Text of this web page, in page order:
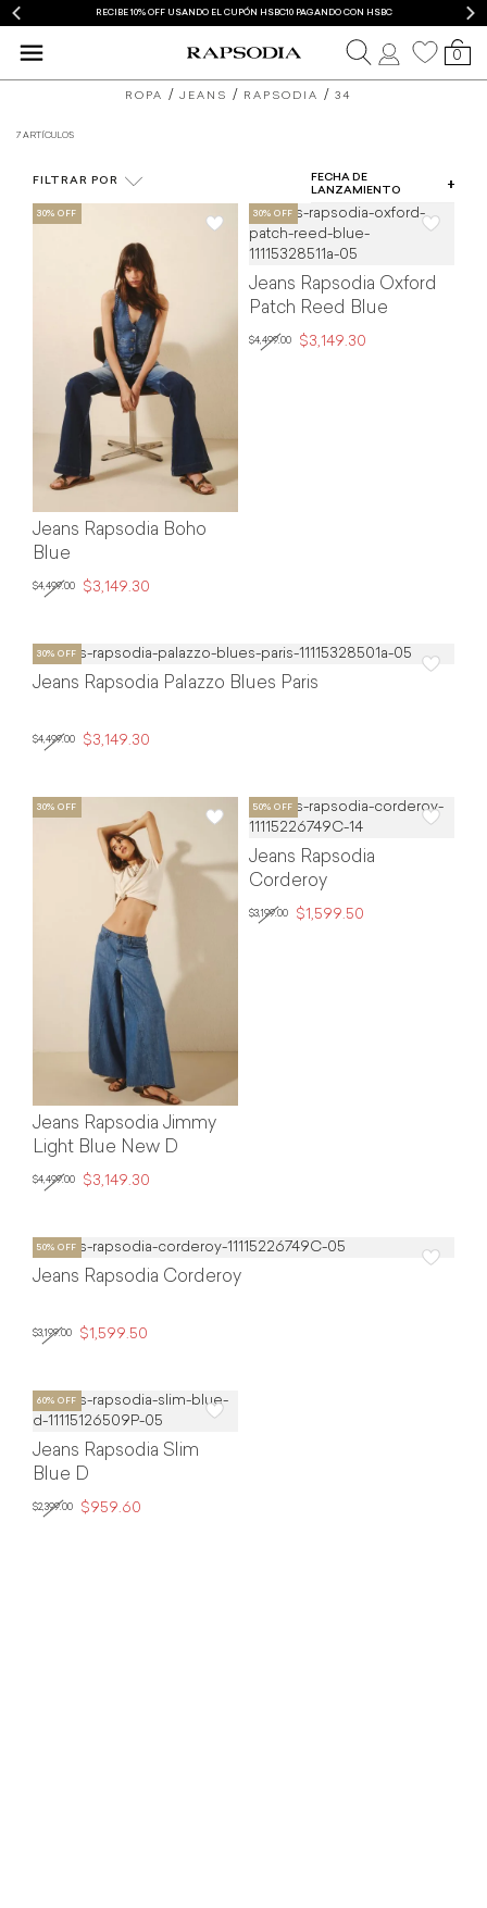
RECIBE 10% OFF USANDO EL CUPÓN HSBC10 PAGANDO CON HSBC
0
y
camisas
de
Rapsodia
jeans
ROPA JEANS RAPSODIA 34
7 ARTÍCULOS
FILTRAR POR
COLOR
TIPO DE PRODUCTO
TALLA
FECHA DE
LANZAMIENTO
Jeans Rapsodia Boho
Blue
$4,499.00 $3,149.30
Jeans Rapsodia Oxford
Patch Reed Blue
$4,499.00 $3,149.30
Jeans Rapsodia Palazzo Blues Paris
$4,499.00 $3,149.30
Jeans Rapsodia Jimmy
Light Blue New D
$4,499.00 $3,149.30
Jeans Rapsodia
Corderoy
$3,199.00 $1,599.50
Jeans Rapsodia Corderoy
$3,199.00 $1,599.50
Jeans Rapsodia Slim
Blue D
$2,399.00 $959.60